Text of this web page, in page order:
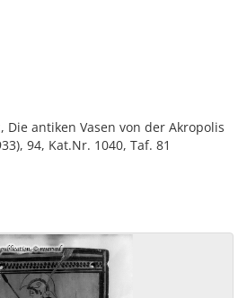
Die antiken Vasen von der Akropolis
94, Kat.Nr. 1040, Taf. 81